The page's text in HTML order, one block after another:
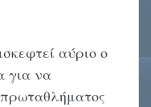
αύριο ο
για να